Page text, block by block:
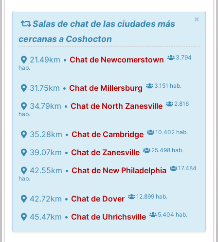
×
Salas de chat de las ciudades más
cercanas a Coshocton
21.49km • Chat de Newcomerstown
3.794
hab.
31.75km • Chat de Millersburg 3.151 hab.
34.79km • Chat de North Zanesville
2.816
hab.
35.28km • Chat de Cambridge 10.402 hab.
39.07km • Chat de Zanesville 25.498 hab.
42.55km • Chat de New Philadelphia
17.484
hab.
42.72km • Chat de Dover 12.899 hab.
45.47km • Chat de Uhrichsville 5.404 hab.